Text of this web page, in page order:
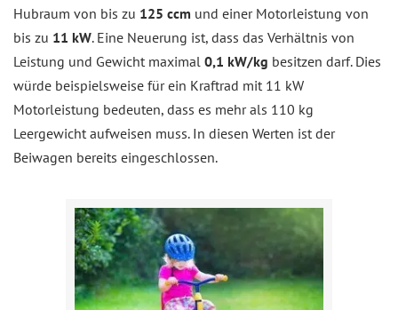
Hubraum von bis zu 125 ccm und einer Motorleistung von
bis zu 11 kW. Eine Neuerung ist, dass das Verhältnis von
Leistung und Gewicht maximal 0,1 kW/kg besitzen darf. Dies
würde beispielsweise für ein Kraftrad mit 11 kW
Motorleistung bedeuten, dass es mehr als 110 kg
Leergewicht aufweisen muss. In diesen Werten ist der
Beiwagen bereits eingeschlossen.